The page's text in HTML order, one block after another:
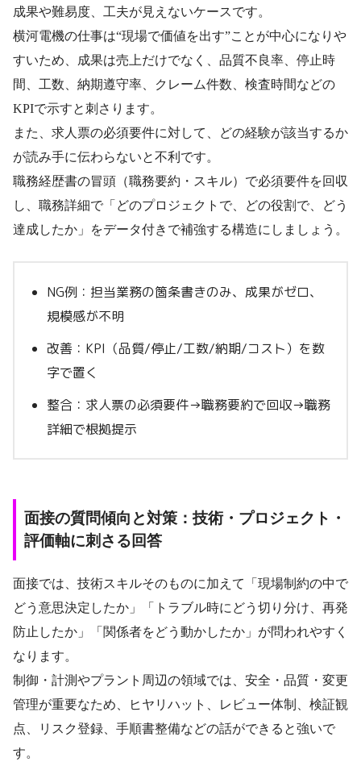
成果や難易度、工夫が見えないケースです。
横河電機の仕事は“現場で価値を出す”ことが中心になりや
すいため、成果は売上だけでなく、品質不良率、停止時
間、工数、納期遵守率、クレーム件数、検査時間などの
KPIで示すと刺さります。
また、求人票の必須要件に対して、どの経験が該当するか
が読み手に伝わらないと不利です。
職務経歴書の冒頭（職務要約・スキル）で必須要件を回収
し、職務詳細で「どのプロジェクトで、どの役割で、どう
達成したか」をデータ付きで補強する構造にしましょう。
NG例：担当業務の箇条書きのみ、成果がゼロ、
規模感が不明
改善：KPI（品質/停止/工数/納期/コスト）を数
字で置く
整合：求人票の必須要件→職務要約で回収→職務
詳細で根拠提示
面接の質問傾向と対策：技術・プロジェクト・
評価軸に刺さる回答
面接では、技術スキルそのものに加えて「現場制約の中で
どう意思決定したか」「トラブル時にどう切り分け、再発
防止したか」「関係者をどう動かしたか」が問われやすく
なります。
制御・計測やプラント周辺の領域では、安全・品質・変更
管理が重要なため、ヒヤリハット、レビュー体制、検証観
点、リスク登録、手順書整備などの話ができると強いで
す。